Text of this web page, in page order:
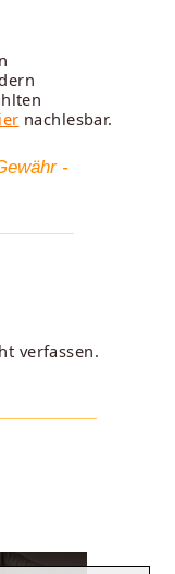
nachlesbar.
-
verfassen.